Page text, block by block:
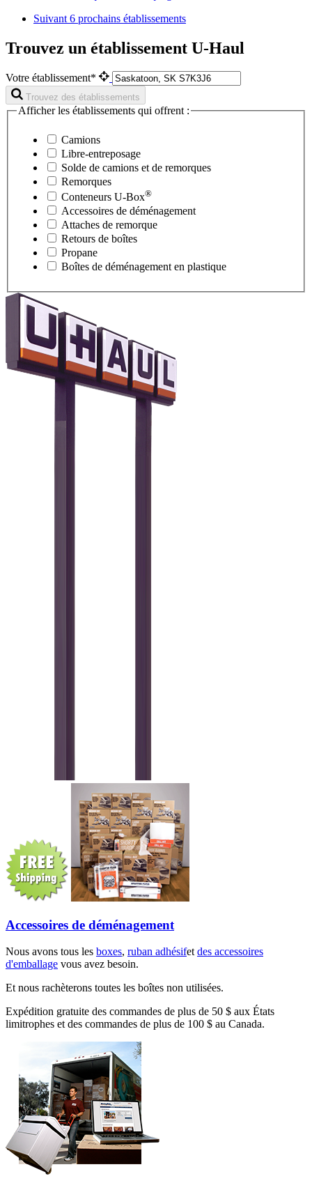
Suivant 6 prochains établissements
Trouvez un établissement U-Haul
Votre établissement*
Trouvez des établissements
Afficher les établissements qui offrent :
Camions
Libre-entreposage
Solde de camions et de remorques
Remorques
Conteneurs U-Box®
Accessoires de déménagement
Attaches de remorque
Retours de boîtes
Propane
Boîtes de déménagement en plastique
Accessoires de déménagement
Nous avons tous les boxes, ruban adhésifetdes accessoires
d'emballage vous avez besoin.
Et nous rachèterons toutes les boîtes non utilisées.
Expédition gratuite des commandes de plus de 50 $ aux États
limitrophes et des commandes de plus de 100 $ au Canada.